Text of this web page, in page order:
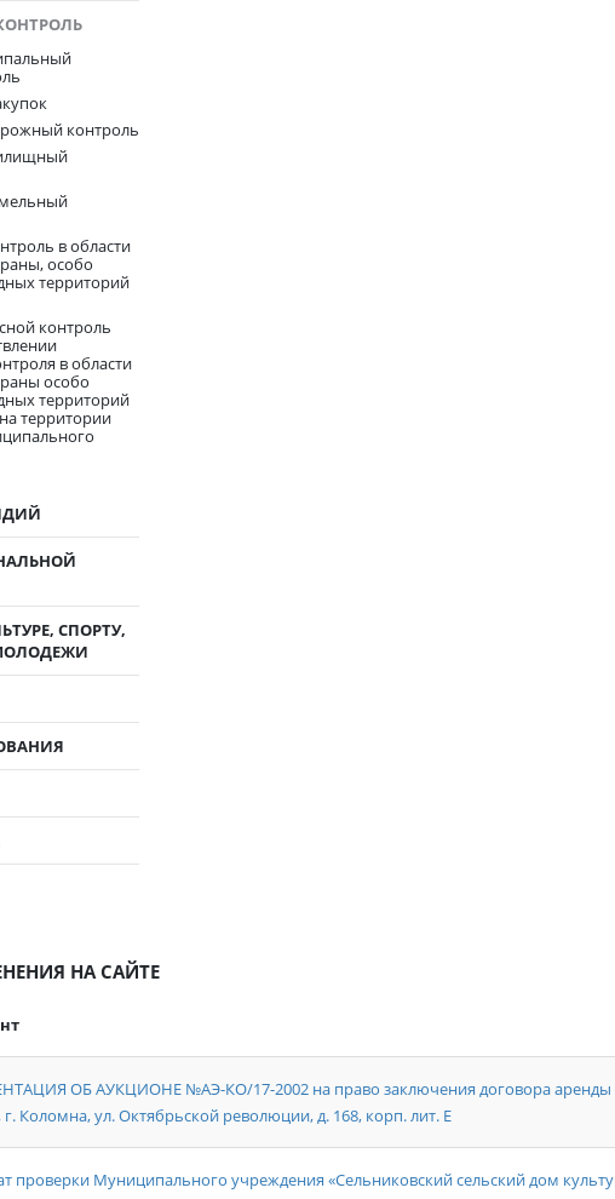
контроль
в области
особо
территорий
контроль
в области
особо
территорий
территории
СПОРТУ,
НА САЙТЕ
ОБ АУКЦИОНЕ №АЭ-КО/17-2002 на право заключения договора аренды
г. Коломна, ул. Октябрьской революции, д. 168, корп. лит. Е
проверки Муниципального учреждения «Сельниковский сельский дом